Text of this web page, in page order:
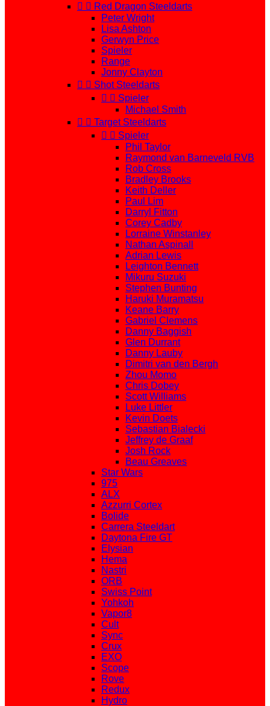
  Red Dragon Steeldarts
Peter Wright
Lisa Ashton
Gerwyn Price
Spieler
Range
Jonny Clayton
  Shot Steeldarts
  Spieler
Michael Smith
  Target Steeldarts
  Spieler
Phil Taylor
Raymond van Barneveld RVB
Rob Cross
Bradley Brooks
Keith Deller
Paul Lim
Darryl Fitton
Corey Cadby
Lorraine Winstanley
Nathan Aspinall
Adrian Lewis
Leighton Bennett
Mikuru Suzuki
Stephen Bunting
Haruki Muramatsu
Keane Barry
Gabriel Clemens
Danny Baggish
Glen Durrant
Danny Lauby
Dimitri van den Bergh
Zhou Momo
Chris Dobey
Scott Williams
Luke Littler
Kevin Doets
Sebastian Bialecki
Jeffrey de Graaf
Josh Rock
Beau Greaves
Star Wars
975
ALX
Azzurri Cortex
Bolide
Carrera Steeldart
Daytona Fire GT
Elysian
Hema
Nastri
ORB
Swiss Point
Yohkoh
Vapor8
Cult
Sync
Crux
EXO
Scope
Rove
Redux
Hydro